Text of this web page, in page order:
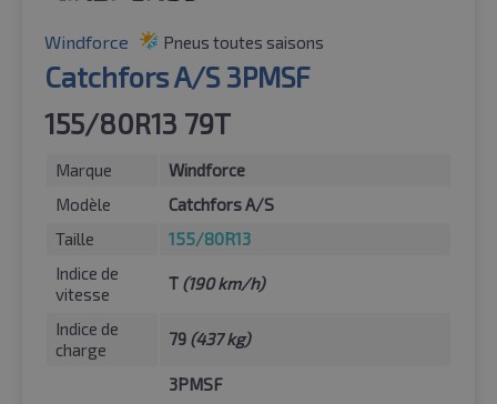
Windforce Pneus toutes saisons
Catchfors A/S 3PMSF
155/80R13 79T
Marque
Windforce
Modèle
Catchfors A/S
Taille
155/80R13
Indice de
vitesse
T (190 km/h)
Indice de
charge
79 (437 kg)
3PMSF